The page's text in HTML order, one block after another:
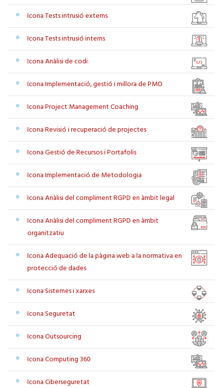
Icona Tests intrusió externs
Icona Tests intrusió interns
Icona Anàlisi de codi
Icona Implementació, gestió i millora de PMO
Icona Project Management Coaching
Icona Revisió i recuperació de projectes
Icona Gestió de Recursos i Portafolis
Icona Implementació de Metodologia
Icona Anàlisi del compliment RGPD en àmbit legal
Icona Anàlisi del compliment RGPD en àmbit
organitzatiu
Icona Adequació de la pàgina web a la normativa en
protecció de dades
Icona Sistemes i xarxes
Icona Seguretat
Icona Outsourcing
Icona Computing 360
Icona Ciberseguretat